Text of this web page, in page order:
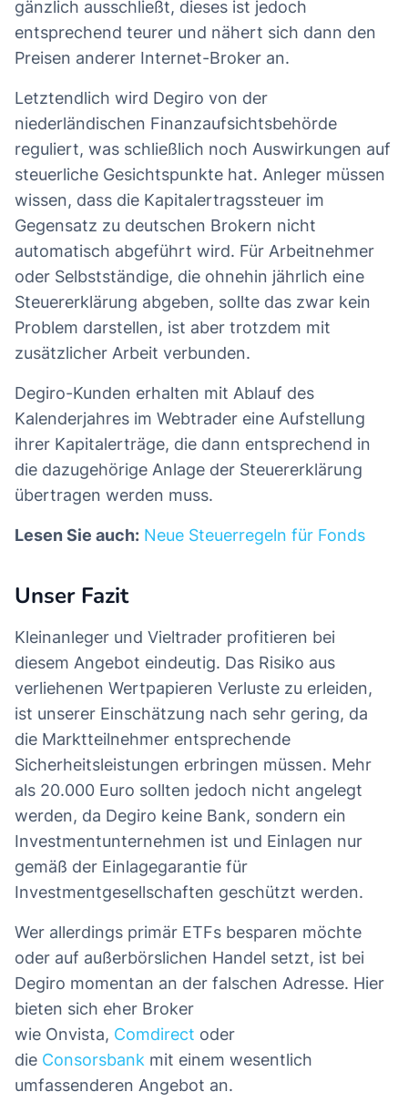
gänzlich ausschließt, dieses ist jedoch
entsprechend teurer und nähert sich dann den
Preisen anderer Internet-Broker an.
Letztendlich wird Degiro von der
niederländischen Finanzaufsichtsbehörde
reguliert, was schließlich noch Auswirkungen auf
steuerliche Gesichtspunkte hat. Anleger müssen
wissen, dass die Kapitalertragssteuer im
Gegensatz zu deutschen Brokern nicht
automatisch abgeführt wird. Für Arbeitnehmer
oder Selbstständige, die ohnehin jährlich eine
Steuererklärung abgeben, sollte das zwar kein
Problem darstellen, ist aber trotzdem mit
zusätzlicher Arbeit verbunden.
Degiro-Kunden erhalten mit Ablauf des
Kalenderjahres im Webtrader eine Aufstellung
ihrer Kapitalerträge, die dann entsprechend in
die dazugehörige Anlage der Steuererklärung
übertragen werden muss.
Lesen Sie auch: Neue Steuerregeln für Fonds
Unser Fazit
Kleinanleger und Vieltrader profitieren bei
diesem Angebot eindeutig. Das Risiko aus
verliehenen Wertpapieren Verluste zu erleiden,
ist unserer Einschätzung nach sehr gering, da
die Marktteilnehmer entsprechende
Sicherheitsleistungen erbringen müssen. Mehr
als 20.000 Euro sollten jedoch nicht angelegt
werden, da Degiro keine Bank, sondern ein
Investmentunternehmen ist und Einlagen nur
gemäß der Einlagegarantie für
Investmentgesellschaften geschützt werden.
Wer allerdings primär ETFs besparen möchte
oder auf außerbörslichen Handel setzt, ist bei
Degiro momentan an der falschen Adresse. Hier
bieten sich eher Broker
wie Onvista, Comdirect oder
die Consorsbank mit einem wesentlich
umfassenderen Angebot an.